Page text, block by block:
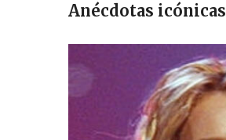
Anécdotas